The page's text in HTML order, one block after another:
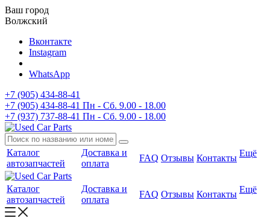
Ваш город
Волжский
Вконтакте
Instagram
WhatsApp
+7 (905) 434-88-41
+7 (905) 434-88-41 Пн - Сб. 9.00 - 18.00
+7 (937) 737-88-41 Пн - Сб. 9.00 - 18.00
Каталог
автозапчастей
Доставка и
оплата
FAQ Отзывы Контакты Ещё
Каталог
автозапчастей
Доставка и
оплата
FAQ Отзывы Контакты Ещё